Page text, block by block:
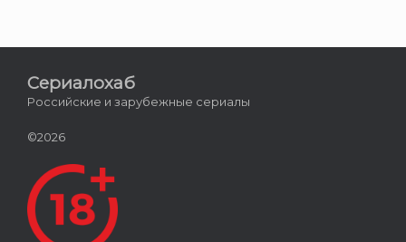
Сериалохаб
Российские и зарубежные сериалы
©2026